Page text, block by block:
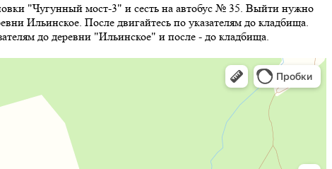
"Чугунный мост-3" и сесть на автобус № 35. Выйти нужно
Ильинское. После двигайтесь по указателям до кладбища.
до деревни "Ильинское" и после - до кладбища.